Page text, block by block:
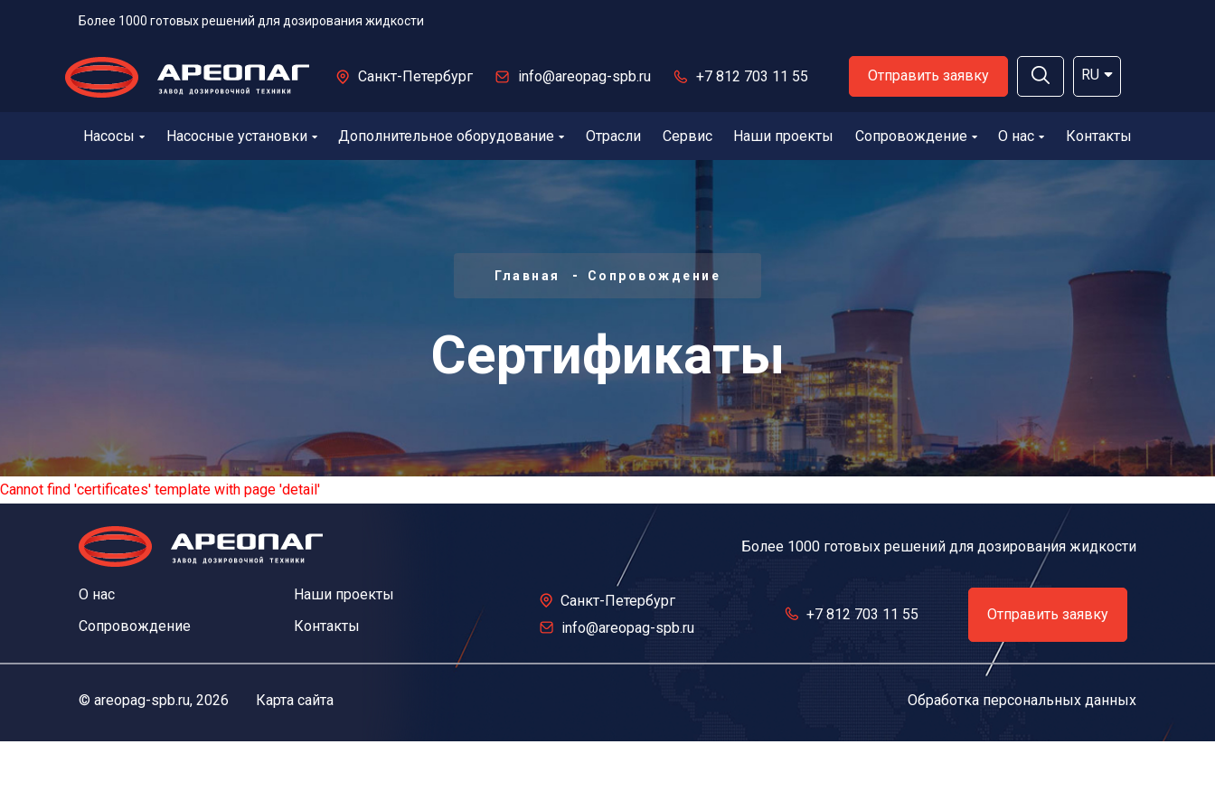
Более 1000 готовых решений для дозирования жидкости
Санкт-Петербург info@areopag-spb.ru +7 812 703 11 55 Отправить заявку RU
Насосы Насосные установки Дополнительное оборудование Отрасли Сервис Наши проекты Сопровождение О нас Контакты
Главная Сопровождение
Сертификаты
Cannot find 'certificates' template with page 'detail'
Более 1000 готовых решений для дозирования жидкости
О нас
Наши проекты
Сопровождение
Контакты
Санкт-Петербург
info@areopag-spb.ru
+7 812 703 11 55 Отправить заявку
© areopag-spb.ru, 2026 Карта сайта Обработка персональных данных